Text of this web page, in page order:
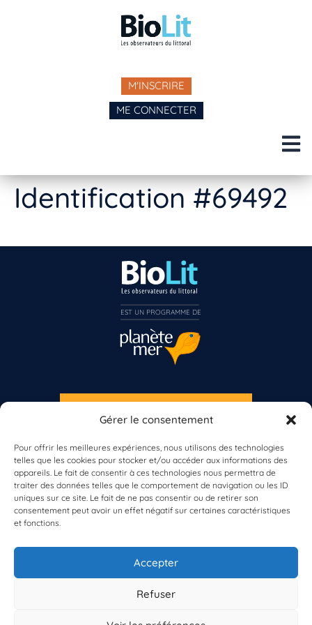
Gérer le consentement
Pour offrir les meilleures expériences, nous utilisons des technologies
telles que les cookies pour stocker et/ou accéder aux informations des
appareils. Le fait de consentir à ces technologies nous permettra de
traiter des données telles que le comportement de navigation ou les ID
uniques sur ce site. Le fait de ne pas consentir ou de retirer son
consentement peut avoir un effet négatif sur certaines caractéristiques
et fonctions.
Accepter
Refuser
M'INSCRIRE
ME CONNECTER
Identification #69492
À propos de BioLit
Vos données d'observation
Ressources
Résultats du programme
Contacts
S'INSCRIRE À LA NEWSLETTER
Vous n’êtes pas encore inscrit à Biolit ?
Inscrivez-vous dès maintenant